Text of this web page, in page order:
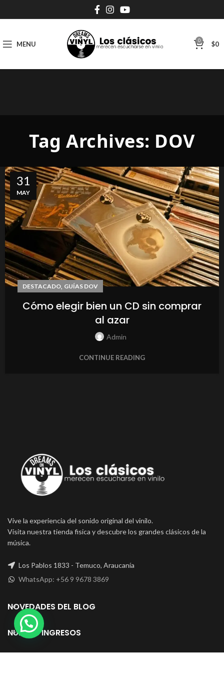
MENU 0 $0
Tag Archives: DOV
31
MAY
DESTACADO, GUÍAS DOV
Cómo elegir bien un CD sin comprar
al azar
Admin
CONTINUE READING
Vive la experiencia del sonido original del vinilo.
Visita nuestra tienda fisica y descubre los grandes clásicos de la
música.
Los Pablos 1833 - Temuco, Araucanía
WhatsApp: +56 9 9678 3869
NOVEDADES DEL BLOG
NUEVOS INGRESOS